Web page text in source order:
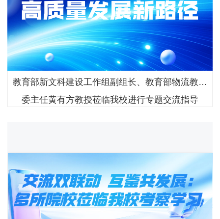
教育部新文科建设工作组副组长、教育部物流教指
委主任黄有方教授莅临我校进行专题交流指导